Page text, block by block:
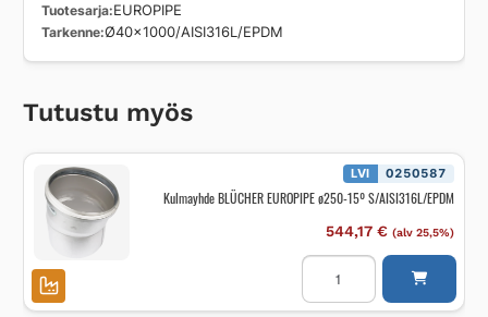
Tuotesarja EUROPIPE
Tarkenne Ø40x1000/AISI316L/EPDM
Tutustu myös
LVI 0250587
Kulmayhde BLÜCHER EUROPIPE ø250-15º S/AISI316L/EPDM
544,17 € (alv 25,5%)
Kulmayhde
BLÜCHER
ø250-